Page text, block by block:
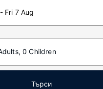
Fri 7 Aug
0 Children
Търси